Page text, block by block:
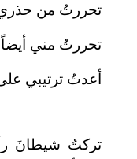
تحررتُ من حذري
تحررتُ مني أيضاً
أعدتُ ترتيبي
تركتُ شيطانَ